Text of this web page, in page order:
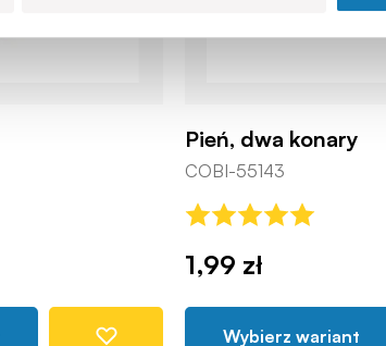
Pień, dwa konary
COBI-55143
1,99 zł
Wybierz wariant